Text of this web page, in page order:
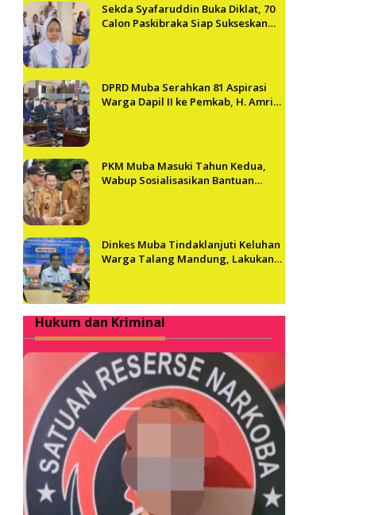
Sekda Syafaruddin Buka Diklat, 70
Calon Paskibraka Siap Sukseskan
DPRD Muba Serahkan 81 Aspirasi
Warga Dapil II ke Pemkab, H. Amri
PKM Muba Masuki Tahun Kedua,
Wabup Sosialisasikan Bantuan
Dinkes Muba Tindaklanjuti Keluhan
Warga Talang Mandung, Lakukan
Hukum dan Kriminal